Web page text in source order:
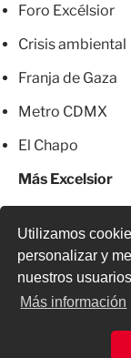
Utilizamos
personalizar y
nuestros
Más información
Foro Excélsior
Crisis ambiental
Franja de Gaza
Metro CDMX
El Chapo
Más Excelsior
© 2026 Todos los
o parcial,